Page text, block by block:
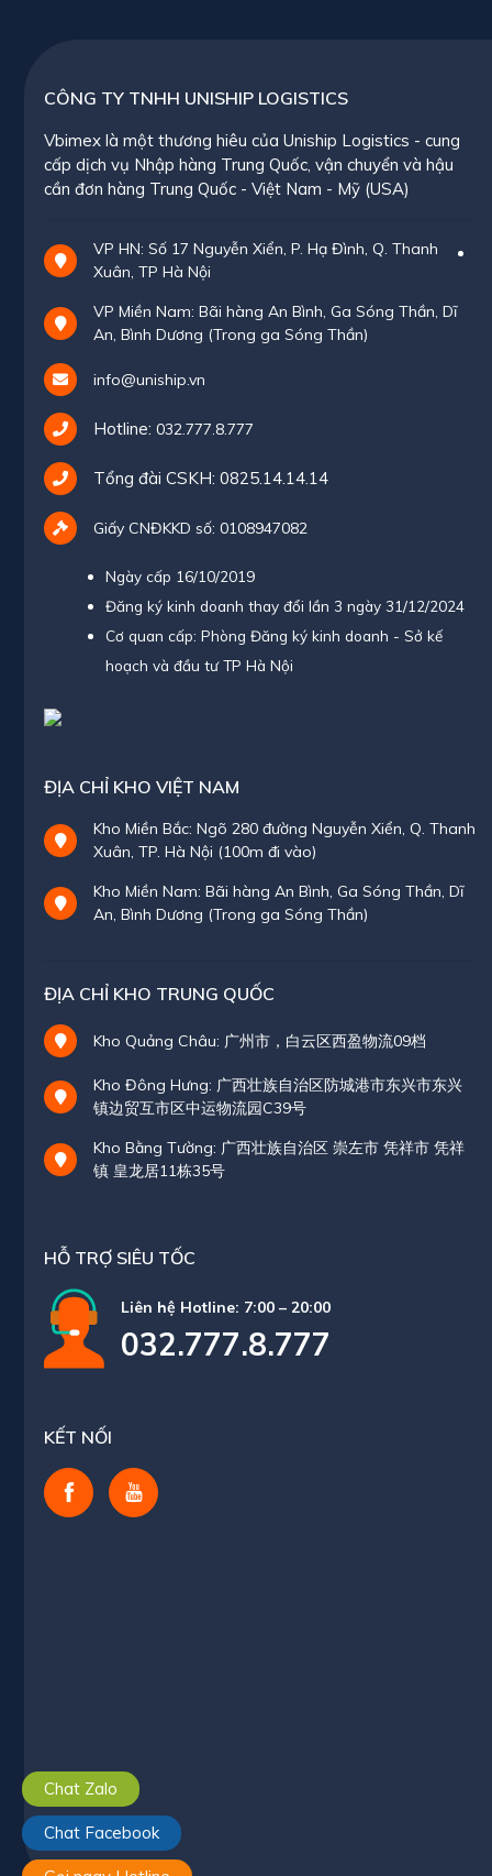
CÔNG TY TNHH UNISHIP LOGISTICS
Vbimex là một thương hiêu của Uniship Logistics - cung
cấp dịch vụ Nhập hàng Trung Quốc, vận chuyển và hậu
cần đơn hàng Trung Quốc - Việt Nam - Mỹ (USA)
VP HN: Số 17 Nguyễn Xiển, P. Hạ Đình, Q. Thanh
Xuân, TP Hà Nội
VP Miền Nam: Bãi hàng An Bình, Ga Sóng Thần, Dĩ
An, Bình Dương (Trong ga Sóng Thần)
info@uniship.vn
Hotline: 032.777.8.777
Tổng đài CSKH: 0825.14.14.14
Giấy CNĐKKD số: 0108947082
Ngày cấp 16/10/2019
Đăng ký kinh doanh thay đổi lần 3 ngày 31/12/2024
Cơ quan cấp: Phòng Đăng ký kinh doanh - Sở kế
hoạch và đầu tư TP Hà Nội
ĐỊA CHỈ KHO VIỆT NAM
Kho Miền Bắc: Ngõ 280 đường Nguyễn Xiển, Q. Thanh
Xuân, TP. Hà Nội (100m đi vào)
Kho Miền Nam: Bãi hàng An Bình, Ga Sóng Thần, Dĩ
An, Bình Dương (Trong ga Sóng Thần)
ĐỊA CHỈ KHO TRUNG QUỐC
Kho Quảng Châu: 广州市，白云区西盈物流09档
Kho Đông Hưng: 广西壮族自治区防城港市东兴市东兴
镇边贸互市区中运物流园C39号
Kho Bằng Tường: 广西壮族自治区 崇左市 凭祥市 凭祥
镇 皇龙居11栋35号
HỖ TRỢ SIÊU TỐC
Liên hệ Hotline: 7:00 – 20:00
032.777.8.777
KẾT NỐI
Chat Zalo
Chat Facebook